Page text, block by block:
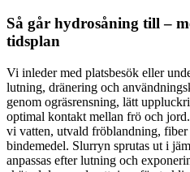
Så går hydrosåning till –
tidsplan
Vi inleder med platsbesök eller
lutning, dränering och
genom ogräsrensning, lätt
optimal kontakt mellan frö och
vi vatten, utvald fröblandning,
bindemedel. Slurryn sprutas ut i
anpassas efter lutning och